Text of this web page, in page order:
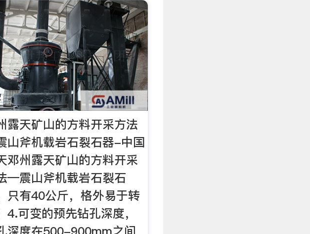
露天矿山的方料开采方法
斧机载岩石裂石器-中国
邓州露天矿山的方料开采
—震山斧机载岩石裂石
只有40公斤，格外易于转
4.可变的预先钻孔深度，